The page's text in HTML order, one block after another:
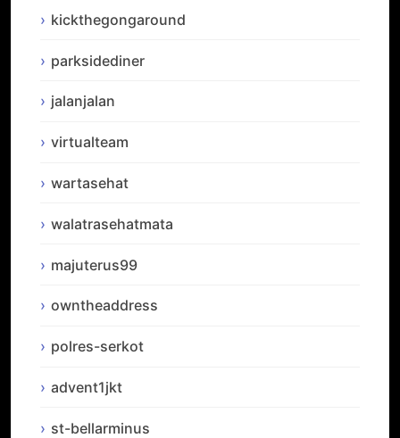
kickthegongaround
parksidediner
jalanjalan
virtualteam
wartasehat
walatrasehatmata
majuterus99
owntheaddress
polres-serkot
advent1jkt
st-bellarminus